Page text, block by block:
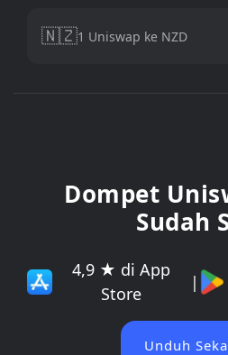
🇳🇿1 Uniswap ke NZD
Dompet
Sudah
4,9 ★ di App
Store
|
Unduh